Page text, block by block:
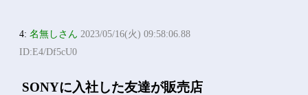
4:名無しさん 2023/05/16(火) 09:58:06.88
ID:E4/Df5cU0
SONYに入社した友達が販売店